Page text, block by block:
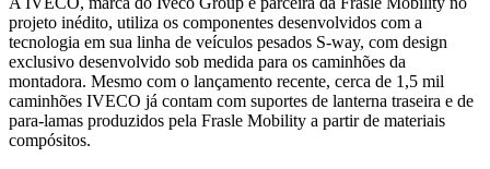
projeto inédito, utiliza os componentes desenvolvidos com a
tecnologia em sua linha de veículos pesados S-way, com design
exclusivo desenvolvido sob medida para os caminhões da
montadora. Mesmo com o lançamento recente, cerca de 1,5 mil
caminhões IVECO já contam com suportes de lanterna traseira e de
para-lamas produzidos pela Frasle Mobility a partir de materiais
compósitos.